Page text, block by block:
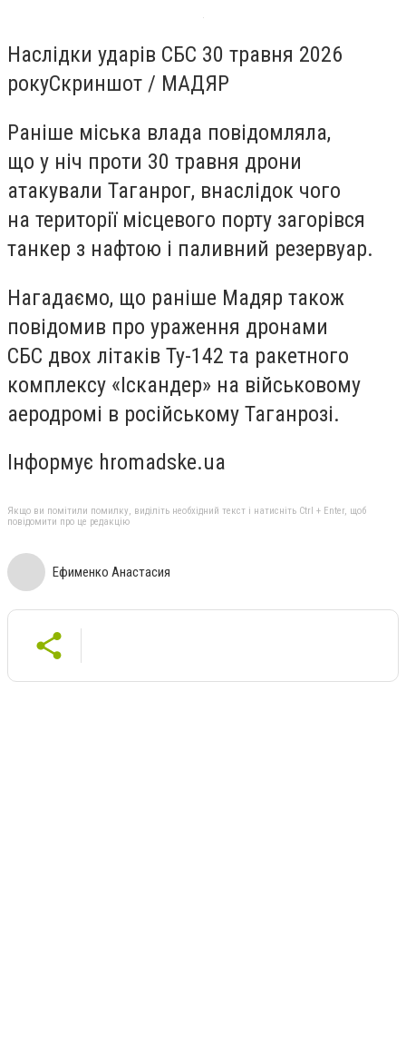
Наслідки ударів СБС 30 травня 2026
рокуСкриншот / МАДЯР
Раніше міська влада повідомляла,
що у ніч проти 30 травня дрони
атакували Таганрог, внаслідок чого
на території місцевого порту загорівся
танкер з нафтою і паливний резервуар.
Нагадаємо, що раніше Мадяр також
повідомив про ураження дронами
СБС двох літаків Ту-142 та ракетного
комплексу «Іскандер» на військовому
аеродромі в російському Таганрозі.
Інформує hromadske.ua
Якщо ви помітили помилку, виділіть необхідний текст і натисніть Ctrl + Enter, щоб
повідомити про це редакцію
Ефименко Анастасия